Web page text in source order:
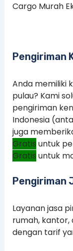
Cargo Murah
Pengiriman
Anda memiliki
pulau? Kami
pengiriman
Indonesia
juga
Gratis untuk
Gratis untuk
Pengiriman
Layanan jasa
rumah,
dengan tarif